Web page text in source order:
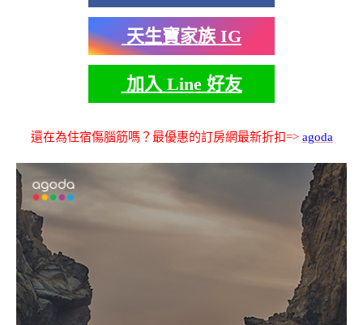
天生寶家族 IG
加入 Line 好友
還在為住宿傷腦筋嗎？最優惠的訂房網最新折扣=> agoda